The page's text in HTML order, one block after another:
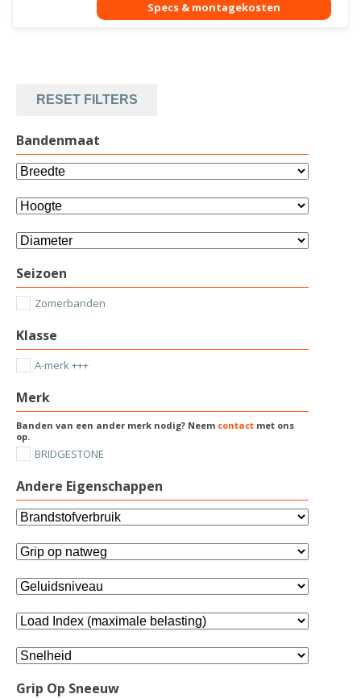
RESET FILTERS
Bandenmaat
Seizoen
Zomerbanden
Klasse
A-merk +++
Merk
Banden van een ander merk nodig? Neem contact met ons
op.
BRIDGESTONE
Andere Eigenschappen
Grip Op Sneeuw